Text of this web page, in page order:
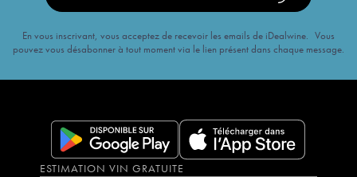
En vous inscrivant, vous acceptez de recevoir les emails de iDealwine. Vous
pouvez vous désabonner à tout moment via le lien présent dans chaque message.
ESTIMATION VIN GRATUITE